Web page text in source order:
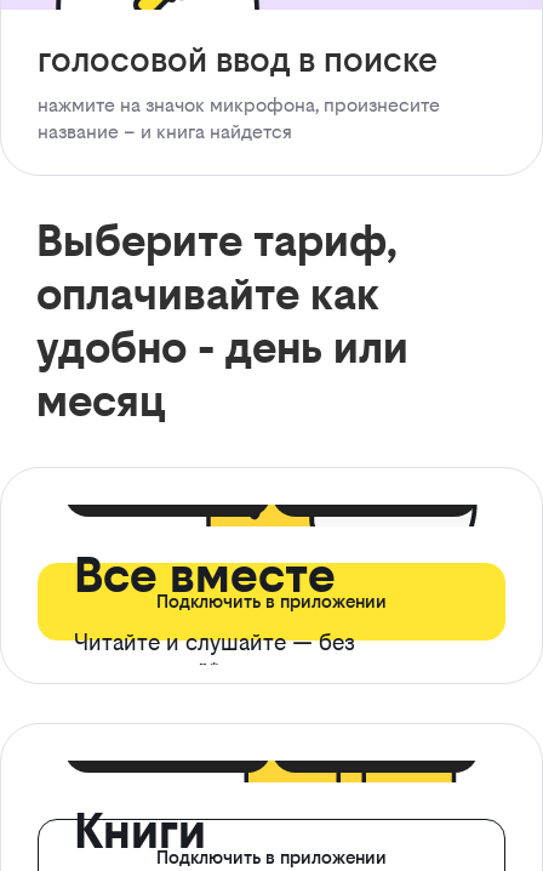
голосовой ввод в поиске
нажмите на значок микрофона, произнесите
название – и книга найдется
Выберите тариф,
оплачивайте как
удобно - день или
месяц
Все вместе
Читайте и слушайте — без
ограничений*
Подключить в приложении
КнигиПодключить в приложении